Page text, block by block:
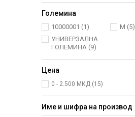
Големина
10000001 (1) M (5)
УНИВЕРЗАЛНА
ГОЛЕМИНА (9)
Цена
0 - 2.500 МКД (15)
Име и шифра на производ